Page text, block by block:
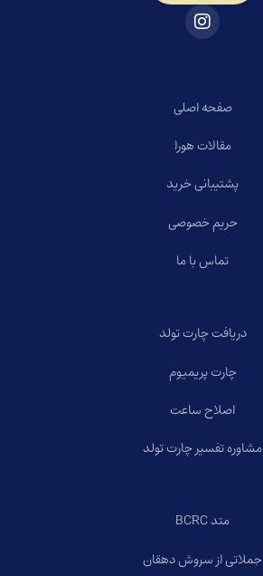
صفحه اصلی
مقالات هورا
پشتیبانی خرید
حریم خصوصی
تماس با ما
دریافت چارت تولد
چارت پریمیوم
اصلاح ساعت
مشاوره تفسیر چارت تولد
متد BCRC
جملاتی از سروش دهقان